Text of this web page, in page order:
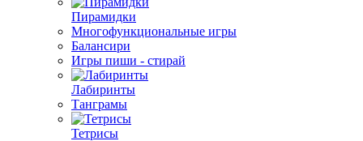
Пирамидки
Многофункциональные игры
Балансири
Игры пиши - стирай
Лабиринты
Танграмы
Тетрисы